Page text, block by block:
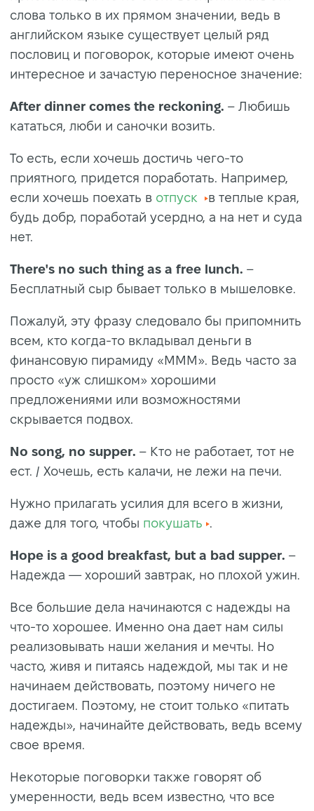
слова только в их прямом значении, ведь в
английском языке существует целый ряд
пословиц и поговорок, которые имеют очень
интересное и зачастую переносное значение:
After dinner comes the reckoning. – Любишь
кататься, люби и саночки возить.
То есть, если хочешь достичь чего-то
приятного, придется поработать. Например,
если хочешь поехать в отпуск
в теплые края,
будь добр, поработай усердно, а на нет и суда
нет.
There's no such thing as a free lunch. –
Бесплатный сыр бывает только в мышеловке.
Пожалуй, эту фразу следовало бы припомнить
всем, кто когда-то вкладывал деньги в
финансовую пирамиду «МММ». Ведь часто за
просто «уж слишком» хорошими
предложениями или возможностями
скрывается подвох.
No song, no supper. – Кто не работает, тот не
ест. / Хочешь, есть калачи, не лежи на печи.
Нужно прилагать усилия для всего в жизни,
даже для того, чтобы покушать .
Hope is a good breakfast, but a bad supper. –
Надежда — хороший завтрак, но плохой ужин.
Все большие дела начинаются с надежды на
что-то хорошее. Именно она дает нам силы
реализовывать наши желания и мечты. Но
часто, живя и питаясь надеждой, мы так и не
начинаем действовать, поэтому ничего не
достигаем. Поэтому, не стоит только «питать
надежды», начинайте действовать, ведь всему
свое время.
Некоторые поговорки также говорят об
умеренности, ведь всем известно, что все